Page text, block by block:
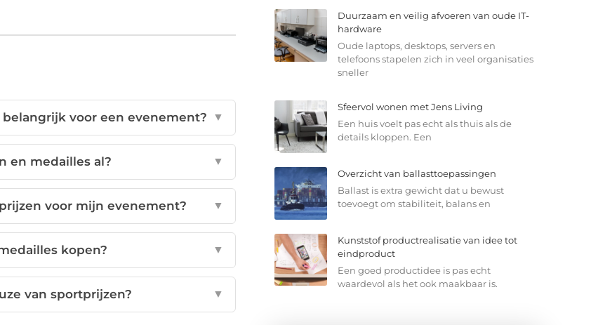
voor een evenement? ▼
en medailles al? ▼
voor mijn evenement? ▼
kopen? ▼
van sportprijzen? ▼
Duurzaam en veilig afvoeren van oude IT-
hardware
Oude laptops, desktops, servers en
telefoons stapelen zich in veel organisaties
sneller
Sfeervol wonen met Jens Living
Een huis voelt pas echt als thuis als de
details kloppen. Een
Overzicht van ballasttoepassingen
Ballast is extra gewicht dat u bewust
toevoegt om stabiliteit, balans en
Kunststof productrealisatie van idee tot
eindproduct
Een goed productidee is pas echt
waardevol als het ook maakbaar is.